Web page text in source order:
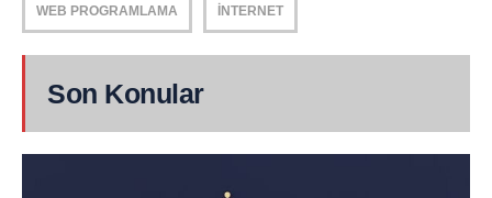
WEB PROGRAMLAMA İNTERNET
Son Konular